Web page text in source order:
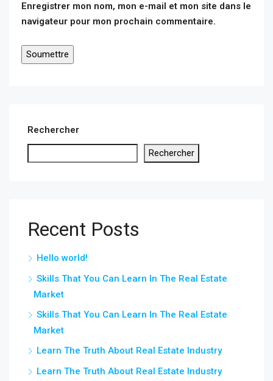
Enregistrer mon nom, mon e-mail et mon site dans le
navigateur pour mon prochain commentaire.
Rechercher
Rechercher
Recent Posts
Hello world!
Skills That You Can Learn In The Real Estate
Market
Skills That You Can Learn In The Real Estate
Market
Learn The Truth About Real Estate Industry
Learn The Truth About Real Estate Industry